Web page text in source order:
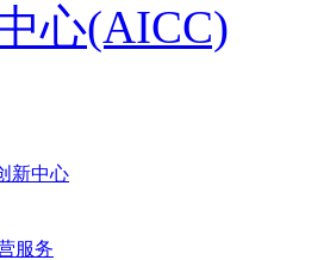
心(AICC)
新中心
服务